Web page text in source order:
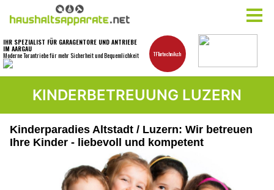
KINDERBETREUUNG LUZERN
Kinderparadies Altstadt / Luzern: Wir betreuen
Ihre Kinder - liebevoll und kompetent